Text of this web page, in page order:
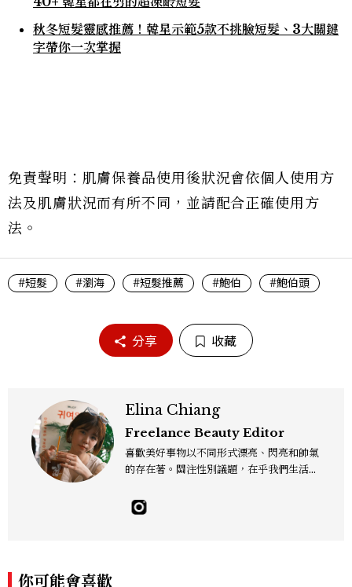
秋冬短髮靈感推薦！韓星示範5款不挑臉短髮、3大關鍵
字帶你一次掌握
免責聲明：肌膚保養品使用後狀況會依個人使用方
法及肌膚狀況而有所不同，並請配合正確使用方
法。
#短髮 #瀏海 #短髮推薦 #鮑伯 #鮑伯頭
分享 收藏
Elina Chiang
Freelance Beauty Editor
喜歡美好事物以不同形式漂亮、閃亮和帥氣
的存在著。關注性別議題，在乎我們生活的
民！Instagram：hanyunc／Contac
t：elina.chiang.work@gmail.com
你可能會喜歡